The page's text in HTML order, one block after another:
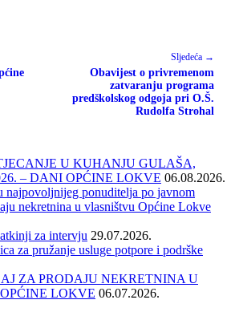
Sljedeća →
Obavijest o privremenom
zatvaranju programa
predškolskog odgoja pri O.Š.
Rudolfa Strohal
U KUHANJU GULAŠA,
– DANI OPĆINE LOKVE 06.08.2026.
najpovoljnijeg ponuditelja po javnom
nekretnina u vlasništvu Općine Lokve
za intervju 29.07.2026.
za pružanje usluge potpore i podrške
ZA PRODAJU NEKRETNINA U
LOKVE 06.07.2026.